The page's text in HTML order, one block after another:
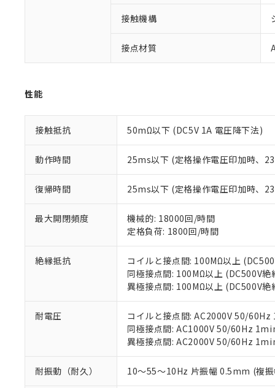
接触機構
接点材質
性能
接触抵抗 50mΩ以下 (DC5V 1A 電圧降下法)
動作時間 25ms以下 (定格操作電圧印加時、
復帰時間 25ms以下 (定格操作電圧印加時、
最大開閉頻度
機械的: 18000回/時間
定格負荷: 1800回/時間
絶縁抵抗
コイルと接点間: 100MΩ以上
同極接点間: 100MΩ以上 (DC500V絶
異極接点間: 100MΩ以上 (DC500V絶
耐電圧
コイルと接点間: AC2000V 50/
同極接点間: AC1000V 50/60Hz
異極接点間: AC2000V 50/60Hz
耐振動（耐久） 10～55～10Hz 片振幅 0.5mm (複
以下の条件をお
本サービス
い。
正式な納期
オムロン制御
在庫状況お
す。
マイパーツ
※当社の共同
いる法人を
仕入先様の事情
*EU RoHS指令（10物質
フタル酸エステル類の
部品在庫の切り替
※3 非含有証明
下記の非含有証明
EU RoHS指令（10
51物質の非含有証
また、RoHS指令
混在することから
既に当社にて対応
り割愛しておりま
※1 中国
「○」：最大均質
「×」：最大均質
DEHP(フタル酸ビス(2-
※2 環境保護使
「ｅ」：有害物質
「10」：通常の使
味します。
「－」：未確認で
当社は、こ
ます。
当社は貴社
置等に一切
また当社は
たしません。
機器販
空
白